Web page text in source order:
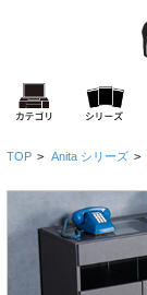
TOP > Anita シリーズ >